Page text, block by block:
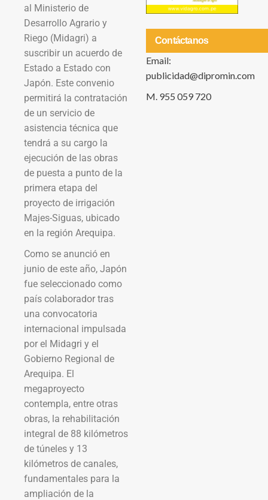
al Ministerio de
Desarrollo Agrario y
Riego (Midagri) a
suscribir un acuerdo de
Estado a Estado con
Japón. Este convenio
permitirá la contratación
de un servicio de
asistencia técnica que
tendrá a su cargo la
ejecución de las obras
de puesta a punto de la
primera etapa del
proyecto de irrigación
Majes-Siguas, ubicado
en la región Arequipa.
Como se anunció en
junio de este año, Japón
fue seleccionado como
país colaborador tras
una convocatoria
internacional impulsada
por el Midagri y el
Gobierno Regional de
Arequipa. El
megaproyecto
contempla, entre otras
obras, la rehabilitación
integral de 88 kilómetros
de túneles y 13
kilómetros de canales,
fundamentales para la
ampliación de la
Contáctanos
Email:
publicidad@dipromin.com
M. 955 059 720